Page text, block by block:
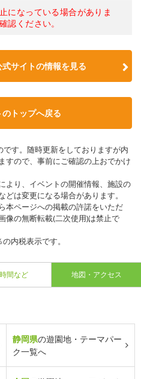
になっている場合がありま
認ください。
サイトの情報を見る
トップへ戻る
す。随時更新をしておりますが内
すので、事前にご確認の上おでかけ
より、イベントの開催情報、施設の
は変更になる場合があります。
本ページへの掲載の許諾をいただ
像の無断転載(二次使用)は禁止で
内税表示です。
間など 地図・アクセス
静岡県の遊園地・テーマパー
ク一覧へ